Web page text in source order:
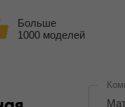
Больше
1000 моделей